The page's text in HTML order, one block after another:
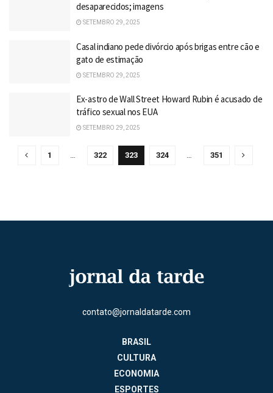
desaparecidos; imagens
SETEMBRO 29, 2025
Casal indiano pede divórcio após brigas entre cão e
gato de estimação
SETEMBRO 29, 2025
Ex-astro de Wall Street Howard Rubin é acusado de
tráfico sexual nos EUA
SETEMBRO 29, 2025
1 322 323 324 351
contato@jornaldatarde.com
BRASIL
CULTURA
ECONOMIA
ESPORTES